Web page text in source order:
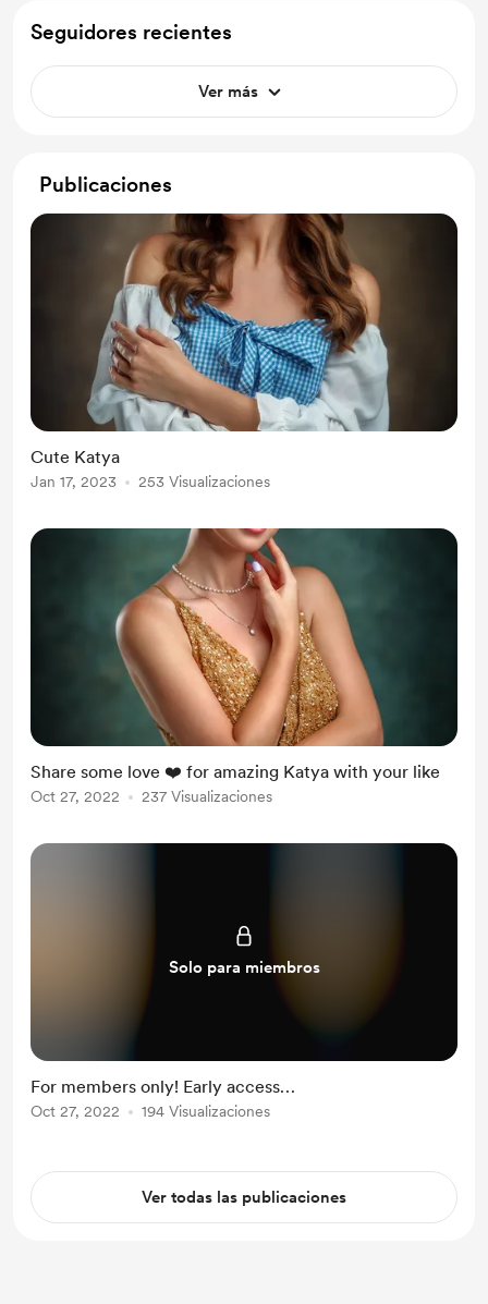
Seguidores recientes
Ver más
Publicaciones
Cute Katya
Jan 17, 2023 253 Visualizaciones
Share some love ❤️ for amazing Katya with your like
Oct 27, 2022 237 Visualizaciones
Solo para miembros
For members only! Early access…
Oct 27, 2022 194 Visualizaciones
Ver todas las publicaciones